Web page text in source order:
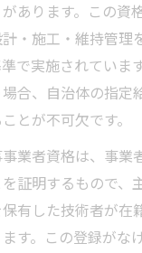
国家資格の種類と
試験で問われる水
かせない水道工事
水道工事知識を身
装置工事事業者資
あります。この資
・施工・維持管理
で実施されていま
合、自治体の指定
とが不可欠です。
業者資格は、事業
証明するもので、
有した技術者が在
す。この登録がな